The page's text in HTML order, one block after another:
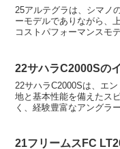
25アルテグラは、シマノ
ーモデルでありながら、
コストパフォーマンスモ
22サハラC2000Sの
22サハラC2000Sは、エ
地と基本性能を備えたス
く、経験豊富なアングラ
21フリームスFC